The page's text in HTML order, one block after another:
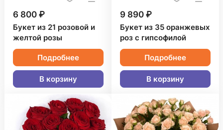
6 800 ₽
Букет из 21 розовой и
желтой розы
Подробнее
В корзину
9 890 ₽
Букет из 35 оранжевых
роз с гипсофилой
Подробнее
В корзину